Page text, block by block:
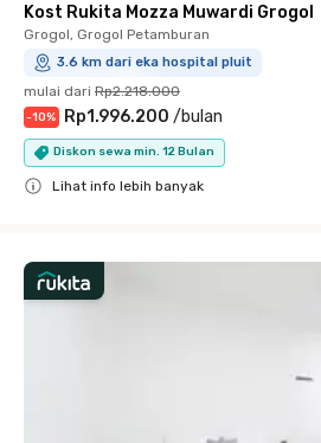
Kost Rukita Mozza Muwardi Grogol
Grogol, Grogol Petamburan
3.6 km dari eka hospital pluit
mulai dari Rp2.218.000
-10% Rp1.996.200 /bulan
Diskon sewa min. 12 Bulan
Lihat info lebih banyak